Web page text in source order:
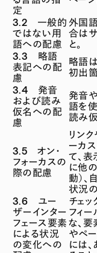
定
3.2 一般的
ではない用
語への配慮
外国
合は
と。
3.3 略語
表記への配
慮
略語
初出
3.4 発音
および読み
仮名への配
慮
発音
語を
読み
3.5 オン・
フォーカスの
際の配慮
リン
ーカ
て、
に他
動）
状況
3.6 ユー
ザーインター
フェース要素
による状況
の変化への
チェ
フィ
な、
やペ
には